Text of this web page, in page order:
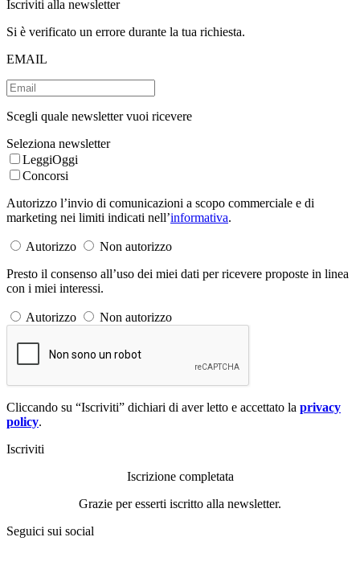
Iscriviti alla newsletter
Si è verificato un errore durante la tua richiesta.
EMAIL
Scegli quale newsletter vuoi ricevere
Seleziona newsletter
LeggiOggi
Concorsi
Autorizzo l’invio di comunicazioni a scopo commerciale e di
marketing nei limiti indicati nell’informativa.
Autorizzo
Non autorizzo
Presto il consenso all’uso dei miei dati per ricevere proposte in linea
con i miei interessi.
Autorizzo Non autorizzo
Cliccando su “Iscriviti” dichiari di aver letto e accettato la privacy
policy.
Iscriviti
Iscrizione completata
Grazie per esserti iscritto alla newsletter.
Seguici sui social